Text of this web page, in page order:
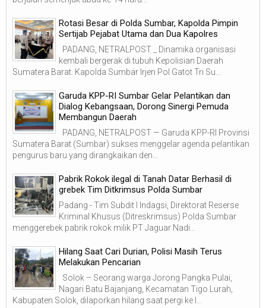
Rotasi Besar di Polda Sumbar, Kapolda Pimpin
Sertijab Pejabat Utama dan Dua Kapolres
PADANG, NETRALPOST _ Dinamika organisasi
kembali bergerak di tubuh Kepolisian Daerah
Sumatera Barat. Kapolda Sumbar Irjen Pol Gatot Tri Su...
Garuda KPP-RI Sumbar Gelar Pelantikan dan
Dialog Kebangsaan, Dorong Sinergi Pemuda
Membangun Daerah
PADANG, NETRALPOST — Garuda KPP-RI Provinsi
Sumatera Barat (Sumbar) sukses menggelar agenda pelantikan
pengurus baru yang dirangkaikan den...
Pabrik Rokok ilegal di Tanah Datar Berhasil di
grebek Tim Ditkrimsus Polda Sumbar
Padang - Tim Subdit I Indagsi, Direktorat Reserse
Kriminal Khusus (Ditreskrimsus) Polda Sumbar
menggerebek pabrik rokok milik PT Jaguar Nadi...
Hilang Saat Cari Durian, Polisi Masih Terus
Melakukan Pencarian
Solok – Seorang warga Jorong Pangka Pulai,
Nagari Batu Bajanjang, Kecamatan Tigo Lurah,
Kabupaten Solok, dilaporkan hilang saat pergi ke l...